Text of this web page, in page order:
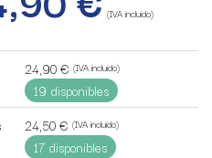
precios:
24,90 €
(IVA incluido)
24,90€ (IVA incluido)
19 disponibles
24,50€ (IVA incluido)
17 disponibles